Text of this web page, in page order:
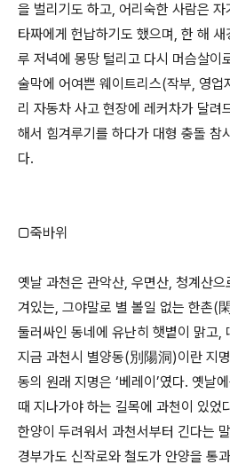
을 벌리기도 하고, 어리숙한 사람은
타짜에게 헌납하기도 했으며, 한 해
루 저녁에 몽땅 털리고 다시 머슴살이
술막에 어여쁜 웨이트리스(작부, 영
리 자동차 사고 현장에 레커차가 달려
해서 힘겨루기를 하다가 대형 충돌 참
다.
□죽바위
옛날 과천은 관악산, 우면산, 청계산
겨있는, 그야말로 별 볼일 없는 한촌(
둘러싸인 동네에 유난히 햇볕이 맑고,
지금 과천시 별양동(別陽洞)이란 지
동의 원래 지명은 ‘베레이’였다. 옛날
때 지나가야 하는 길목에 과천이 있었
한양이 두려워서 과천서부터 긴다는
경부가도 신작로와 철도가 안양을 통